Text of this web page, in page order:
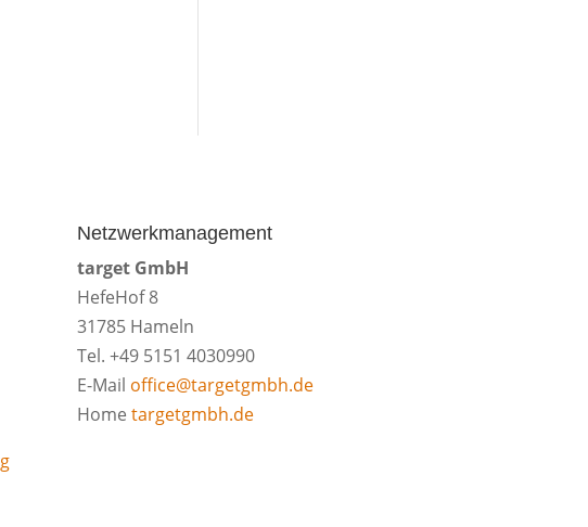
Netzwerkmanagement
target GmbH
HefeHof 8
31785 Hameln
Tel. +49 5151 4030990
E-Mail office@targetgmbh.de
Home targetgmbh.de